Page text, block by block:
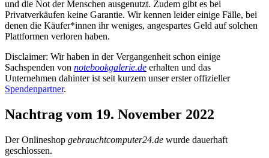
und die Not der Menschen ausgenutzt. Zudem gibt es bei
Privatverkäufen keine Garantie. Wir kennen leider einige Fälle, bei
denen die Käufer*innen ihr weniges, angespartes Geld auf solchen
Plattformen verloren haben.
Disclaimer: Wir haben in der Vergangenheit schon einige
Sachspenden von notebookgalerie.de erhalten und das
Unternehmen dahinter ist seit kurzem unser erster offizieller
Spendenpartner.
Nachtrag vom 19. November 2022
Der Onlineshop gebrauchtcomputer24.de wurde dauerhaft
geschlossen.